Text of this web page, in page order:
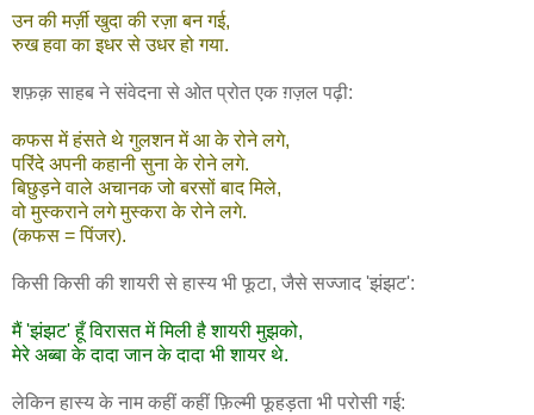
उन की मर्ज़ी खुदा की रज़ा बन गई,
रुख हवा का इधर से उधर हो गया.
शफ़क़ साहब ने संवेदना से ओत प्रोत एक ग़ज़ल पढ़ी:
कफस में हंसते थे गुलशन में आ के रोने लगे,
परिंदे अपनी कहानी सुना के रोने लगे.
बिछुड़ने वाले अचानक जो बरसों बाद मिले,
वो मुस्कराने लगे मुस्करा के रोने लगे.
(कफस = पिंजर).
किसी किसी की शायरी से हास्य भी फूटा, जैसे सज्जाद 'झंझट':
मैं 'झंझट' हूँ विरासत में मिली है शायरी मुझको,
मेरे अब्बा के दादा जान के दादा भी शायर थे.
लेकिन हास्य के नाम कहीं कहीं फ़िल्मी फूहड़ता भी परोसी गई: